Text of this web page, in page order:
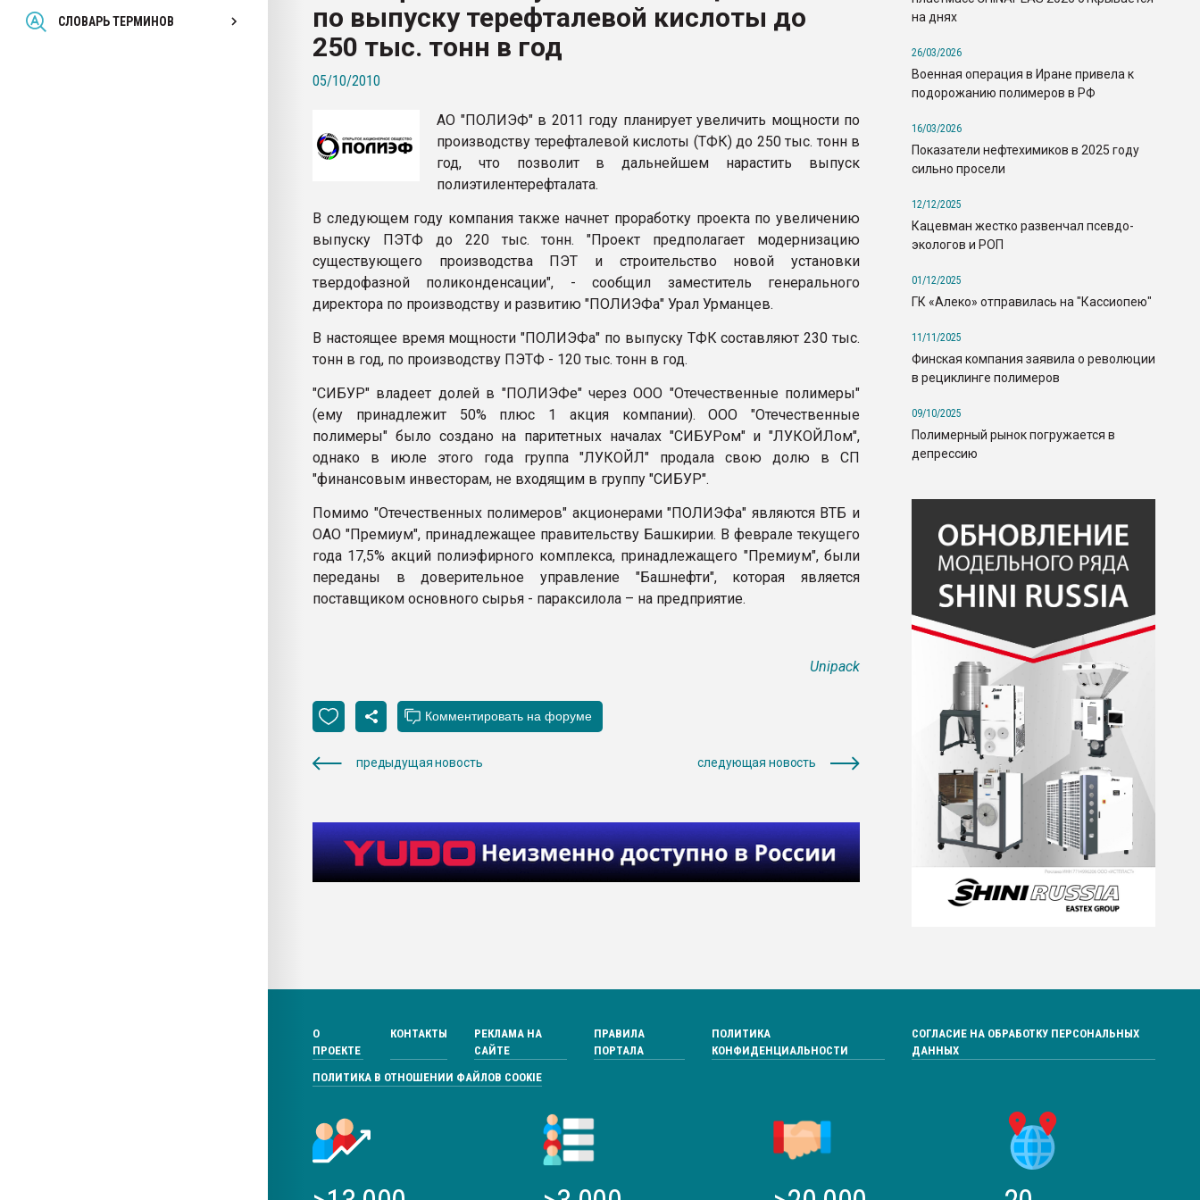
СЛОВАРЬ ТЕРМИНОВ
Всё, что касается выдува ПЭТ
бутылок
ПЕРЕЙТИ НА ФОРУМ
по выпуску терефталевой кислоты до
250 тыс. тонн в год
05/10/2010
АО "ПОЛИЭФ" в 2011 году планирует увеличить мощности по
производству терефталевой кислоты (ТФК) до 250 тыс. тонн в
год, что позволит в дальнейшем нарастить выпуск
полиэтилентерефталата.
В следующем году компания также начнет проработку проекта по увеличению
выпуску ПЭТФ до 220 тыс. тонн. "Проект предполагает модернизацию
существующего производства ПЭТ и строительство новой установки
твердофазной поликонденсации", - сообщил заместитель генерального
директора по производству и развитию "ПОЛИЭФа" Урал Урманцев.
В настоящее время мощности "ПОЛИЭФа" по выпуску ТФК составляют 230 тыс.
тонн в год, по производству ПЭТФ - 120 тыс. тонн в год.
"СИБУР" владеет долей в "ПОЛИЭФе" через ООО "Отечественные полимеры"
(ему принадлежит 50% плюс 1 акция компании). ООО "Отечественные
полимеры" было создано на паритетных началах "СИБУРом" и "ЛУКОЙЛом",
однако в июле этого года группа "ЛУКОЙЛ" продала свою долю в СП
"финансовым инвесторам, не входящим в группу "СИБУР".
Помимо "Отечественных полимеров" акционерами "ПОЛИЭФа" являются ВТБ и
ОАО "Премиум", принадлежащее правительству Башкирии. В феврале текущего
года 17,5% акций полиэфирного комплекса, принадлежащего "Премиум", были
переданы в доверительное управление "Башнефти", которая является
поставщиком основного сырья - параксилола – на предприятие.
Unipack
предыдущая новость следующая новость
на днях
26/03/2026
Военная операция в Иране привела к
подорожанию полимеров в РФ
16/03/2026
Показатели нефтехимиков в 2025 году
сильно просели
12/12/2025
Кацевман жестко развенчал псевдо-
экологов и РОП
01/12/2025
ГК «Алеко» отправилась на "Кассиопею"
11/11/2025
Финская компания заявила о революции
в рециклинге полимеров
09/10/2025
Полимерный рынок погружается в
депрессию
О
ПРОЕКТЕ
КОНТАКТЫ
РЕКЛАМА НА
САЙТЕ
ПРАВИЛА
ПОРТАЛА
ПОЛИТИКА
КОНФИДЕНЦИАЛЬНОСТИ
СОГЛАСИЕ НА ОБРАБОТКУ ПЕРСОНАЛЬНЫХ
ДАННЫХ
ПОЛИТИКА В ОТНОШЕНИИ ФАЙЛОВ COOKIE